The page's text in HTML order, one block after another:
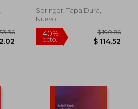
Inglés)
Springer, Tapa Dura,
Nuevo